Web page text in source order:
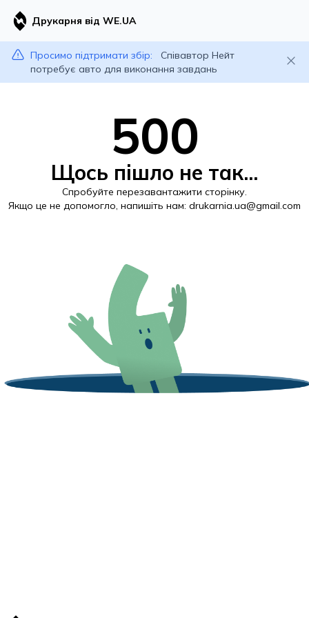
Друкарня від WE.UA
Просимо підтримати збір:
Співавтор Нейт
потребує авто для виконання завдань
500
Щось пішло не так...
Спробуйте перезавантажити сторінку.
Якщо це не допомогло, напишіть нам: drukarnia.ua@gmail.com